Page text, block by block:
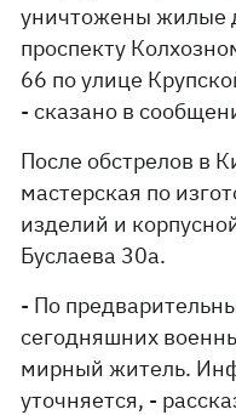
уничтожены
проспекту
66 по улице
- сказано в
После обстрелов в
мастерская по
изделий и
Буслаева 30а.
- По
сегодняшних
мирный житель.
уточняется, -